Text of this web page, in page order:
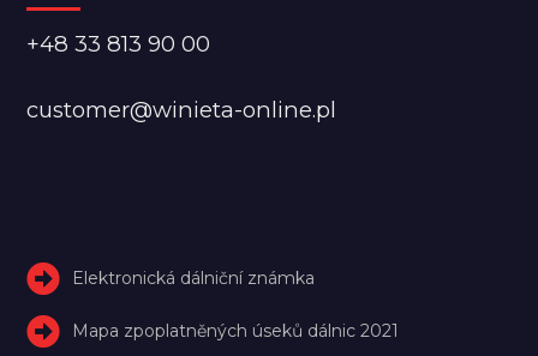
+48 33 813 90 00
customer@winieta-online.pl
Elektronická dálniční známka
Mapa zpoplatněných úseků dálnic 2021